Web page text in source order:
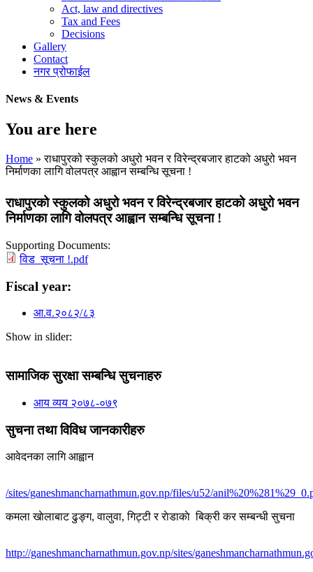
Act, law and directives
Tax and Fees
Decisions
Gallery
Contact
नगर प्रोफाईल
News & Events
You are here
Home » राधापुरको स्कुलको अधुरो भवन र विरेन्द्रबजार हाटको अधुरो भवन
निर्माणका लागि वोलपत्र आह्वान सम्बन्धि सूचना !
राधापुरको स्कुलको अधुरो भवन र विरेन्द्रबजार हाटको अधुरो भवन
निर्माणका लागि वोलपत्र आह्वान सम्बन्धि सूचना !
Supporting Documents:
विड_सूचना !.pdf
Fiscal year:
आ.व.२०८२/८३
Show in slider:
सामाजिक सुरक्षा सम्बन्धि सुचनाहरु
आय व्यय २०७८-०७९
सुचना तथा विविध जानकारीहरु
आवेदनका लागि आह्वान
/sites/ganeshmancharnathmun.gov.np/files/u52/
कमला खाेलाबाट ढु‌ङ्ग, वालुवा, गिट्टी र राेडाकाे बिक्री कर सम्बन्धी सुचना
http://ganeshmancharnathmun.gov.np/sites/